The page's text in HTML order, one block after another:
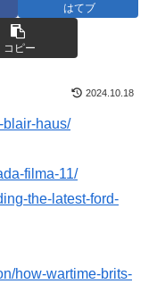
はてブ
コピー
2024.10.18
blair-haus/
filma-11/
the-latest-ford-
how-wartime-brits-